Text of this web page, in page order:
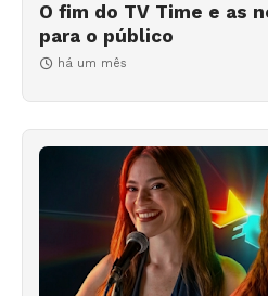
O fim do TV Time e as
para o público
há um mês